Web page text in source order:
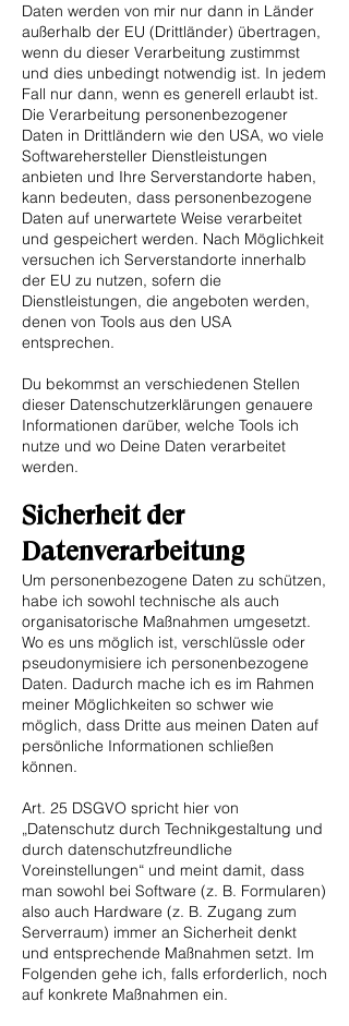
Daten werden von mir nur dann in Länder
außerhalb der EU (Drittländer) übertragen,
wenn du dieser Verarbeitung zustimmst
und dies unbedingt notwendig ist. In jedem
Fall nur dann, wenn es generell erlaubt ist.
Die Verarbeitung personenbezogener
Daten in Drittländern wie den USA, wo viele
Softwarehersteller Dienstleistungen
anbieten und Ihre Serverstandorte haben,
kann bedeuten, dass personenbezogene
Daten auf unerwartete Weise verarbeitet
und gespeichert werden. Nach Möglichkeit
versuchen ich Serverstandorte innerhalb
der EU zu nutzen, sofern die
Dienstleistungen, die angeboten werden,
denen von Tools aus den USA
entsprechen.
Du bekommst an verschiedenen Stellen
dieser Datenschutzerklärungen genauere
Informationen darüber, welche Tools ich
nutze und wo Deine Daten verarbeitet
werden.
Sicherheit der
Datenverarbeitung
Um personenbezogene Daten zu schützen,
habe ich sowohl technische als auch
organisatorische Maßnahmen umgesetzt.
Wo es uns möglich ist, verschlüssle oder
pseudonymisiere ich personenbezogene
Daten. Dadurch mache ich es im Rahmen
meiner Möglichkeiten so schwer wie
möglich, dass Dritte aus meinen Daten auf
persönliche Informationen schließen
können.
Art. 25 DSGVO spricht hier von
„Datenschutz durch Technikgestaltung und
durch datenschutzfreundliche
Voreinstellungen“ und meint damit, dass
man sowohl bei Software (z. B. Formularen)
also auch Hardware (z. B. Zugang zum
Serverraum) immer an Sicherheit denkt
und entsprechende Maßnahmen setzt. Im
Folgenden gehe ich, falls erforderlich, noch
auf konkrete Maßnahmen ein.